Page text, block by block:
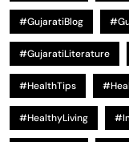
#GujaratiBlog
#GujaratiLiterature
#HealthTips
#HealthyLiving